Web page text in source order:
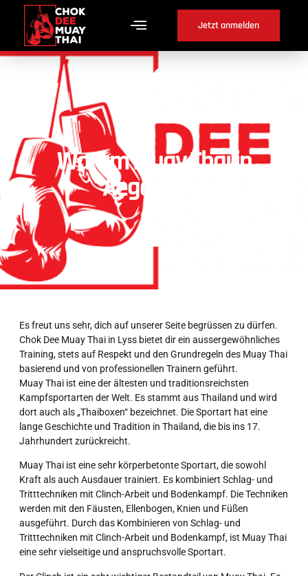
Jetzt anmelden
Warum Muay Thai in
Aegerten ?
Es freut uns sehr, dich auf unserer Seite begrüssen zu dürfen.
Chok Dee Muay Thai in Lyss bietet dir ein aussergewöhnliches
Training, stets auf Respekt und den Grundregeln des Muay Thai
basierend und von professionellen Trainern geführt.
Muay Thai ist eine der ältesten und traditionsreichsten
Kampfsportarten der Welt. Es stammt aus Thailand und wird
dort auch als „Thaiboxen“ bezeichnet. Die Sportart hat eine
lange Geschichte und Tradition in Thailand, die bis ins 17.
Jahrhundert zurückreicht.
Muay Thai ist eine sehr körperbetonte Sportart, die sowohl
Kraft als auch Ausdauer trainiert. Es kombiniert Schlag- und
Tritttechniken mit Clinch-Arbeit und Bodenkampf. Die Techniken
werden mit den Fäusten, Ellenbogen, Knien und Füßen
ausgeführt. Durch das Kombinieren von Schlag- und
Tritttechniken mit Clinch-Arbeit und Bodenkampf, ist Muay Thai
eine sehr vielseitige und anspruchsvolle Sportart.